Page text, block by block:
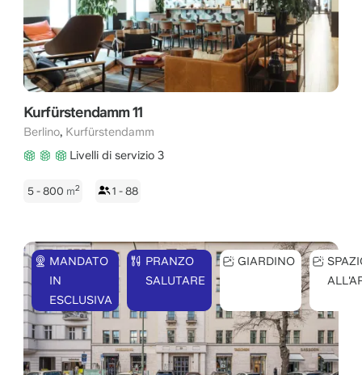
Kurfürstendamm 11
Berlino, Kurfürstendamm
Livelli di servizio 3
5 - 800 m2 1 - 88
MANDATO
IN
ESCLUSIVA
PRANZO
SALUTARE
GIARDINO